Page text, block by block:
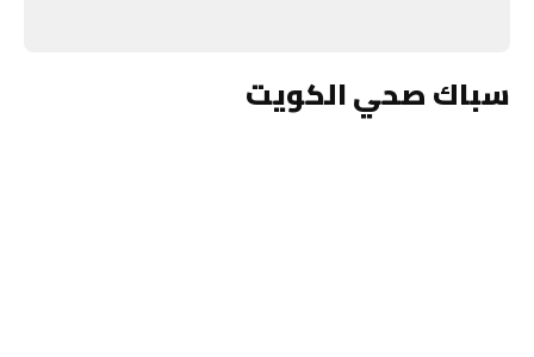
سباك صحي الكويت